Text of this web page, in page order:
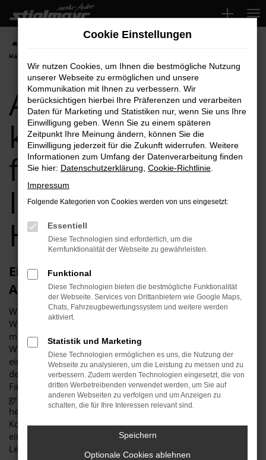
Zum
Hauptinhalt
springen
Händler
Audi einfach
kaufen, leasen,
finanzieren bei
Ihrem Audi
Händler
Einsteigen in Ihren Audi – gerne im
Autohaus Stiglmayr
Wer sich für einen Audi interessiert, ist auf dem richtigen
Weg in Sachen Mobilität. Die Rede ist von einem Hersteller
mit viel Tradition und Fahrzeugen in erstklassiger Qualität.
Wir vom Autohaus Stiglmayr wissen dies seit weit mehr als
einem Jahrhundert. Unser Unternehmen stammt noch aus
der Zeit der ersten Automobile und ist seither als
Familienbetrieb organisch gewachsen. Wir schreiben Service
groß, wenn es um Audi geht und unterbreiten Ihnen
herausragende Angebote. Möglich ist dies durch die enorme
Kontinuität in unserer Arbeit aber auch durch das
eingespielte Team und unseren starken Zusammenhalt.
Lernen Sie uns kennen und steigen Sie ein.
Cookie Einstellungen
Wir nutzen Cookies, um Ihnen die bestmögliche Nutzung
unserer Webseite zu ermöglichen und unsere
Kommunikation mit Ihnen zu verbessern. Wir
berücksichtigen hierbei Ihre Präferenzen und verarbeiten
Daten für Marketing und Statistiken nur, wenn Sie uns Ihre
Einwilligung geben. Wenn Sie zu einem späteren
Zeitpunkt Ihre Meinung ändern, können Sie die
Einwilligung jederzeit für die Zukunft widerrufen. Weitere
Informationen zum Umfang der Datenverarbeitung finden
Sie hier: Datenschutzerklärung Cookie-Richtlinie
Impressum
Folgende Kategorien von Cookies werden von uns eingesetzt:
Essentiell
Diese Technologien sind erforderlich, um die
Kernfunktionalität der Webseite zu gewährleisten.
Funktional
Diese Technologien bieten die bestmögliche Funktionalität
der Webseite. Services von Drittanbietern wie Google Maps,
Chats, Fahrzeugbewertungssystem und weitere werden
aktiviert.
Statistik und Marketing
Diese Technologien ermöglichen es uns, die Nutzung der
Webseite zu analysieren, um die Leistung zu messen und zu
verbessern. Zudem werden Technologien eingesetzt, die von
dritten Werbetreibenden verwendet werden, um Sie auf
anderen Webseiten zu verfolgen und um Anzeigen zu
schalten, die für Ihre Interessen relevant sind.
Speichern
Optionale Cookies ablehnen